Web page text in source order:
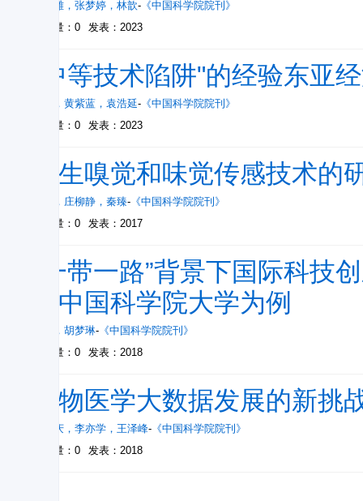
张智雄 ， 张梦婷 ， 林歆- 《中国科学院院刊》
被引量：0
发表：2023
"中等技术陷阱"的经验东亚
， 黄紫蓝 ， 袁浩延- 《中国科学院院刊》
被引量：0
发表：2023
仿生嗅觉和味觉传感技术的
， 庄柳静 ， 秦臻- 《中国科学院院刊》
被引量：0
发表：2017
“一带一路”背景下国际科
以中国科学院大学为例
， 胡梦琳- 《中国科学院院刊》
被引量：0
发表：2018
生物医学大数据发展的新挑
张国庆 ， 李亦学 ， 王泽峰- 《中国科学院院刊》
被引量：0
发表：2018